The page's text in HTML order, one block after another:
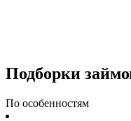
Подборки
По особенностям